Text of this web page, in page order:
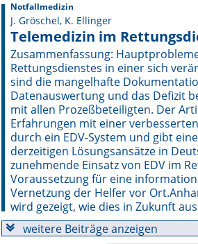
Mediadaten
Autoren-Service
Bestell-Service
Stellenmarkt
Kongresskalender
Notfallmedizin
J. Gröschel, K. Ellinger
Telemedizin im
Zusammenfassung:
Rettungsdienstes in einer sich
sind die mangelhafte
Datenauswertung und das Defizit
mit allen Prozeßbeteiligten. Der
Erfahrungen mit einer
durch ein EDV-System und gibt
derzeitigen Lösungsansätze in
zunehmende Einsatz von EDV im
Voraussetzung für eine
Vernetzung der Helfer vor
wird gezeigt, wie dies in Zukunft
weitere Beiträge anzeigen